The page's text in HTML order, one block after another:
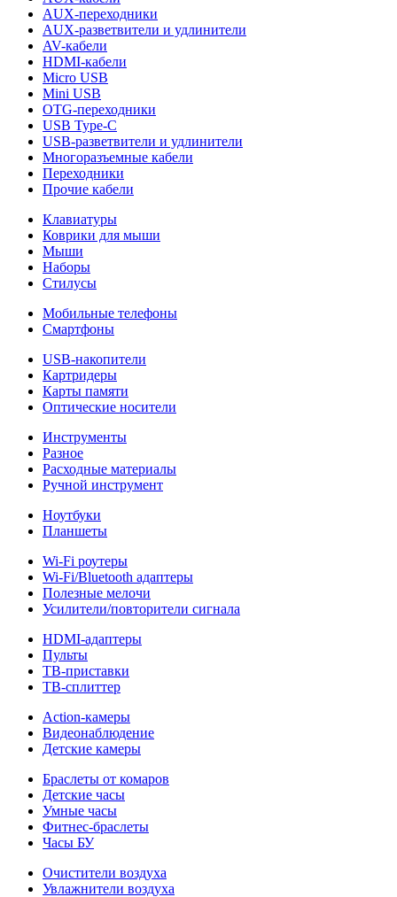
AUX-переходники
AUX-разветвители и удлинители
AV-кабели
HDMI-кабели
Micro USB
Mini USB
OTG-переходники
USB Type-C
USB-разветвители и удлинители
Многоразъемные кабели
Переходники
Прочие кабели
Клавиатуры
Коврики для мыши
Мыши
Наборы
Стилусы
Мобильные телефоны
Смартфоны
USB-накопители
Картридеры
Карты памяти
Оптические носители
Инструменты
Разное
Расходные материалы
Ручной инструмент
Ноутбуки
Планшеты
Wi-Fi роутеры
Wi-Fi/Bluetooth адаптеры
Полезные мелочи
Усилители/повторители сигнала
HDMI-адаптеры
Пульты
ТВ-приставки
ТВ-сплиттер
Action-камеры
Видеонаблюдение
Детские камеры
Браслеты от комаров
Детские часы
Умные часы
Фитнес-браслеты
Часы БУ
Очистители воздуха
Увлажнители воздуха